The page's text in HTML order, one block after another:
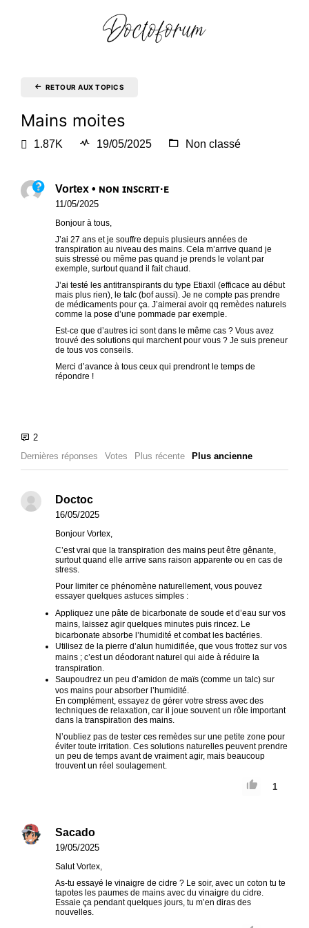
RETOUR AUX TOPICS
Mains moites
1.87K 19/05/2025 Non classé
Vortex • ɴᴏɴ ɪɴꜱᴄʀɪᴛ·ᴇ
11/05/2025
Bonjour à tous,
J’ai 27 ans et je souffre depuis plusieurs années de
transpiration au niveau des mains. Cela m’arrive quand je
suis stressé ou même pas quand je prends le volant par
exemple, surtout quand il fait chaud.
J’ai testé les antitranspirants du type Etiaxil (efficace au début
mais plus rien), le talc (bof aussi). Je ne compte pas prendre
de médicaments pour ça. J’aimerai avoir qq remèdes naturels
comme la pose d’une pommade par exemple.
Est-ce que d’autres ici sont dans le même cas ? Vous avez
trouvé des solutions qui marchent pour vous ? Je suis preneur
de tous vos conseils.
Merci d’avance à tous ceux qui prendront le temps de
répondre !
Dernières réponses Votes Plus récente Plus ancienne
Doctoc
16/05/2025
Bonjour Vortex,
C’est vrai que la transpiration des mains peut être gênante,
surtout quand elle arrive sans raison apparente ou en cas de
stress.
Pour limiter ce phénomène naturellement, vous pouvez
essayer quelques astuces simples :
Appliquez une pâte de bicarbonate de soude et d’eau sur vos
mains, laissez agir quelques minutes puis rincez. Le
bicarbonate absorbe l’humidité et combat les bactéries.
Utilisez de la pierre d’alun humidifiée, que vous frottez sur vos
mains ; c’est un déodorant naturel qui aide à réduire la
transpiration.
Saupoudrez un peu d’amidon de maïs (comme un talc) sur
vos mains pour absorber l’humidité.
En complément, essayez de gérer votre stress avec des
techniques de relaxation, car il joue souvent un rôle important
dans la transpiration des mains.
N’oubliez pas de tester ces remèdes sur une petite zone pour
éviter toute irritation. Ces solutions naturelles peuvent prendre
un peu de temps avant de vraiment agir, mais beaucoup
trouvent un réel soulagement.
1
Sacado
19/05/2025
Salut Vortex,
As-tu essayé le vinaigre de cidre ? Le soir, avec un coton tu te
tapotes les paumes de mains avec du vinaigre du cidre.
Essaie ça pendant quelques jours, tu m’en diras des
nouvelles.